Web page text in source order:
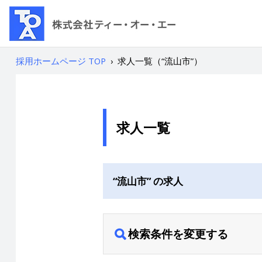
採用ホームページ TOP › 求人一覧（“流山市”）
求人一覧
“流山市” の求人
検索条件を変更する